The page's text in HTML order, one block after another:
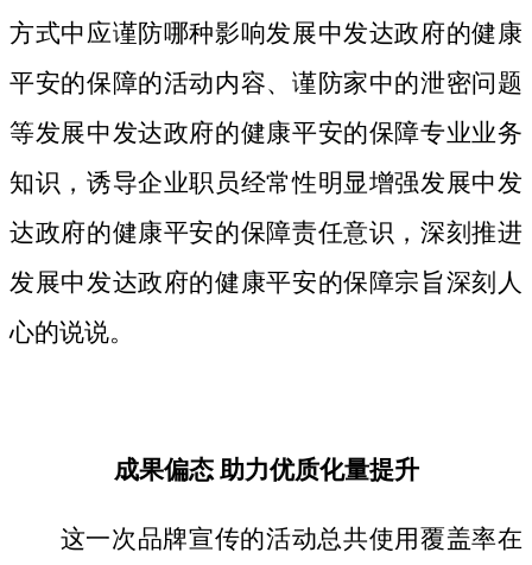
方式中应谨防哪种影响发展中发达政府的健康
平安的保障的活动内容、谨防家中的泄密问题
等发展中发达政府的健康平安的保障专业业务
知识，诱导企业职员经常性明显增强发展中发
达政府的健康平安的保障责任意识，深刻推进
发展中发达政府的健康平安的保障宗旨深刻人
心的说说。
成果偏态 助力优质化量提升
这一次品牌宣传的活动总共使用覆盖率在